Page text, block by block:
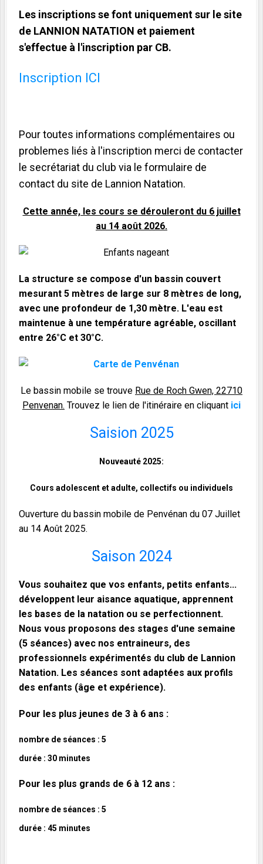
Les inscriptions se font uniquement sur le site
de LANNION NATATION et paiement
s'effectue à l'inscription par CB.
Inscription ICI
Pour toutes informations complémentaires ou
problemes liés à l'inscription merci de contacter
le secrétariat du club via le formulaire de
contact du site de Lannion Natation.
Cette année, les cours se dérouleront du 6 juillet
au 14 août 2026.
La structure se compose d'un bassin couvert
mesurant 5 mètres de large sur 8 mètres de long,
avec une profondeur de 1,30 mètre. L'eau est
maintenue à une température agréable, oscillant
entre 26°C et 30°C.
Le bassin mobile se trouve Rue de Roch Gwen, 22710
Penvenan. Trouvez le lien de l'itinéraire en cliquant ici
Saision 2025
Nouveauté 2025:
Cours adolescent et adulte, collectifs ou individuels
Ouverture du bassin mobile de Penvénan du 07 Juillet
au 14 Août 2025.
Saison 2024
Vous souhaitez que vos enfants, petits enfants...
développent leur aisance aquatique, apprennent
les bases de la natation ou se perfectionnent.
Nous vous proposons des stages d'une semaine
(5 séances) avec nos entraineurs, des
professionnels expérimentés du club de Lannion
Natation. Les séances sont adaptées aux profils
des enfants (âge et expérience).
Pour les plus jeunes de 3 à 6 ans :
nombre de séances : 5
durée : 30 minutes
Pour les plus grands de 6 à 12 ans :
nombre de séances : 5
durée : 45 minutes